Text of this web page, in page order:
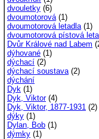
dvouletky (6)
dvoumotorová(1)
dvoumotorová letadla(1)
dvoumotorová pístová
Dvůr Králové nad Labem
dýhované (1)
dýchací (2)
dýchací soustava(2)
dýchání
Dyk (1)
Dyk, Viktor(4)
Dyk, Viktor, 1877-1931 (2)
dýky (1)
Dylan, Bob (1)
dýmky (1)